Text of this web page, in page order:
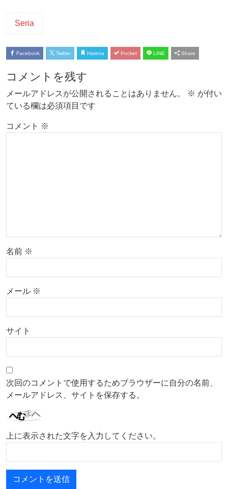
Seria
Facebook Twitter Hatena Pocket LINE Share
コメントを残す
メールアドレスが公開されることはありません。 ※ が付い
ている欄は必須項目です
コメント ※
名前 ※
メール ※
サイト
次回のコメントで使用するためブラウザーに自分の名前、
メールアドレス、サイトを保存する。
上に表示された文字を入力してください。